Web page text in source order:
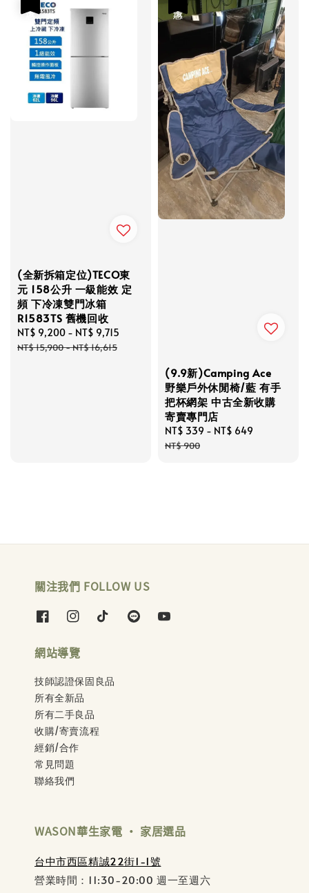
(全新拆箱定位)TECO東
元 158公升 一級能效 定
頻 下冷凍雙門冰箱
R1583TS 舊機回收
Sale
price
NT$ 9,200 - NT$ 9,715
NT$ 15,900-NT$ 16,615
(9.9新)Camping Ace
野樂戶外休閒椅/藍 有手
把杯網架 中古全新收購
寄賣專門店
Sale
price
NT$ 339 - NT$ 649
NT$ 900
關注我們 FOLLOW US
網站導覽
技師認證保固良品
所有全新品
所有二手良品
收購/寄賣流程
經銷/合作
常見問題
聯絡我們
WASON華生家電 ‧ 家居選品
台中市西區精誠22街1-1號
營業時間：11:30-20:00 週一至週六